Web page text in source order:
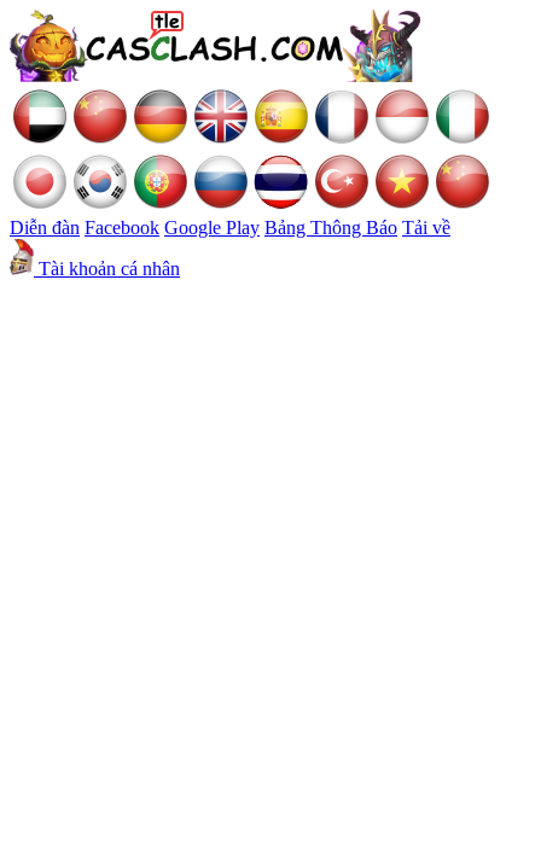
Diễn đàn Facebook Google Play Bảng Thông Báo Tải về
Tài khoản cá nhân